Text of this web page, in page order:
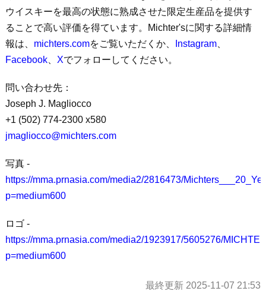
ウイスキーを最高の状態に熟成させた限定生産品を提供す
ることで高い評価を得ています。
Michter'sに関する詳細情
報は、 michters.comをご覧いただくか、 Instagram、
Facebook、 Xでフォローしてください。
問い合わせ先：
Joseph J. Magliocco
+1 (502) 774-2300 x580
jmagliocco@michters.com
写真-
https://mma.prnasia.com/media2/2816473/
p=medium600
ロゴ-
https://mma.prnasia.com/media2/1923917/5605276/
p=medium600
最終更新 2025-11-07 21:53